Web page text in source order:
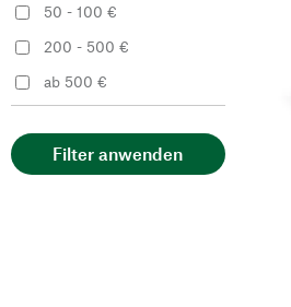
50 - 100 €
200 - 500 €
ab 500 €
Filter anwenden